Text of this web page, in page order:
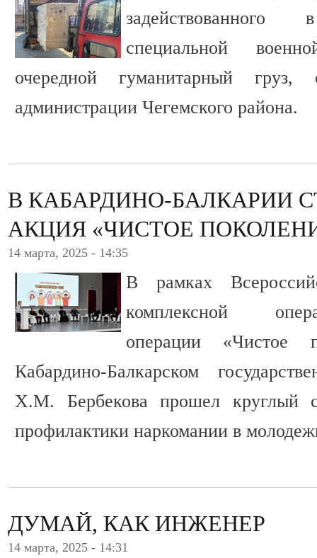
специальной
очередной гуманитарный груз,
администрации Чегемского района.
В КАБАРДИНО-БАЛКАРИИ
АКЦИЯ «ЧИСТОЕ
14 марта, 2025 - 14:35
В рамках
комплексной
операции
Кабардино-Балкарском
Х.М. Бербекова прошел круглый
профилактики наркомании в
ДУМАЙ, КАК ИНЖЕНЕР
14 марта, 2025 - 14:31